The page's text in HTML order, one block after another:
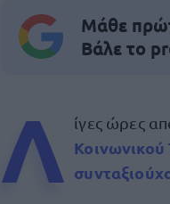
Μάθε
Βάλε το
Λ ίγες ώρες